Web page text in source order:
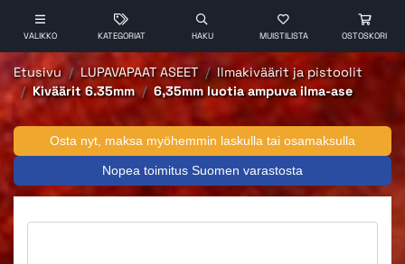
VALIKKO KATEGORIAT HAKU MUISTILISTA OSTOSKORI
Etusivu LUPAVAPAAT ASEET
Ilmakiväärit ja pistoolit
Kiväärit 6.35mm
6,35mm luotia ampuva ilma-ase
Osta nyt, maksa myöhemmin laskulla tai osamaksulla
Nopea toimitus Suomen varastosta